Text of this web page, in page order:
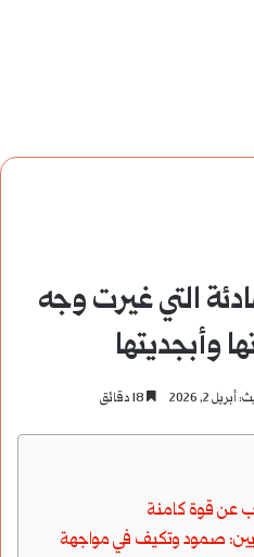
التي غيرت وجه
وأبجديتها
2, 2026
عن قوة كامنة
صمود وتكيف في مواجهة